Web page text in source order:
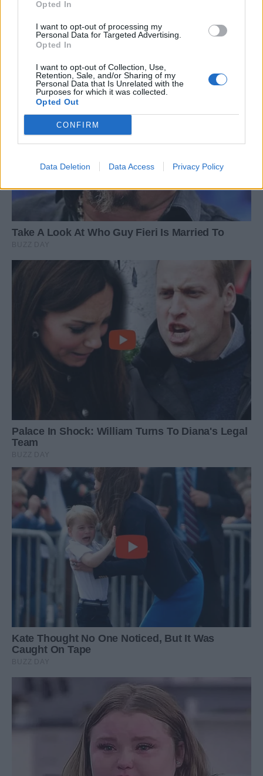
Opted In
I want to opt-out of processing my
Personal Data for Targeted Advertising.
Opted In
I want to opt-out of Collection, Use,
Retention, Sale, and/or Sharing of my
Personal Data that Is Unrelated with the
Purposes for which it was collected.
Opted Out
CONFIRM
Data Deletion Data Access Privacy Policy